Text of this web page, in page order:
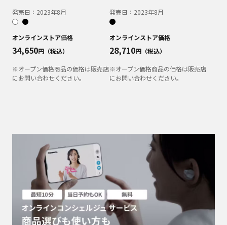
発売日： 2023年8月
オンラインストア価格
34,650円（税込）
※オープン価格商品の価格は販売店
にお問い合わせください。
発売日： 2023年8月
オンラインストア価格
28,710円（税込）
※オープン価格商品の価格は販売店
にお問い合わせください。